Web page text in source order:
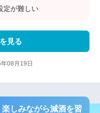
定が難しい
見る
08月19日
しみながら減酒を習